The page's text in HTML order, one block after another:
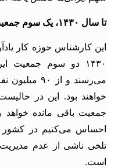
تا سال ۱۴۳۰، یک سوم جمعیت ایران پیر می‌شوند
این کارشناس حوزه کار
۱۴۳۰ دو سوم
خواهند بود. این در
جمعیت باقی مانده
احساس می‌کنیم در کشور
تلخی ناشی از عدم
است.